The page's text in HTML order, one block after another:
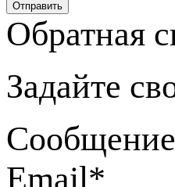
Обратная
Задайте
Сообщение
Email*